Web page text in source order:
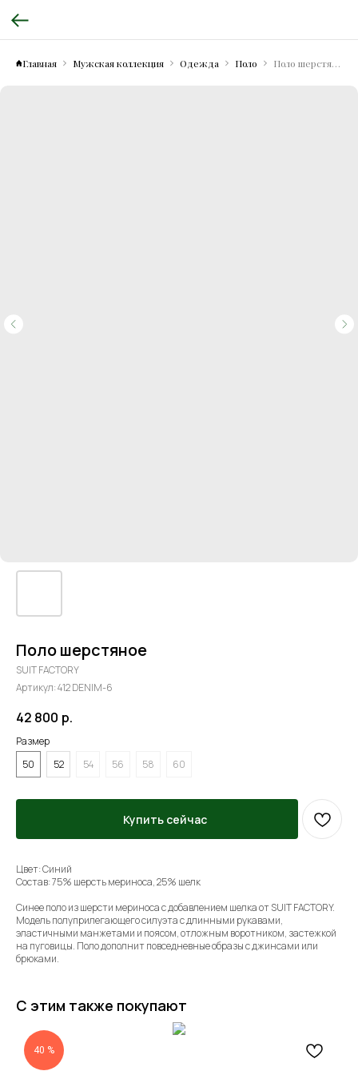
Главная Мужская коллекция Одежда Поло Поло шерстяное
Поло шерстяное
SUIT FACTORY
Артикул:412 DENIM-6
42 800 р.
Размер
50
52 54 56 58 60
Купить сейчас
Цвет: Синий
Состав: 75% шерсть мериноса, 25% шелк
Синее поло из шерсти мериноса с добавлением шелка от SUIT FACTORY.
Модель полуприлегающего силуэта с длинными рукавами,
эластичными манжетами и поясом, отложным воротником, застежкой
на пуговицы. Поло дополнит повседневные образы с джинсами или
брюками.
С этим также покупают
40 %